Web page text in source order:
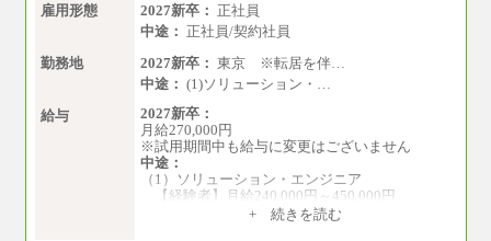
雇用形態
2027新卒： 正社員
中途： 正社員/契約社員
勤務地
2027新卒： 東京 ※転居を伴…
中途： (1)ソリューション・…
給与
2027新卒：
月給270,000円
※試用期間中も給与に変更はございません
中途：
（1）ソリューション・エンジニア
【経験者】月給240,000円～450,000円
※地域や業務内容によって変動がありま
+ 続きを読む